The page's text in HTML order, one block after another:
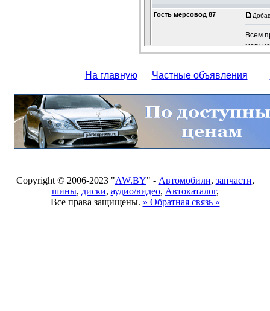
На главную Частные объявления
Copyright © 2006-2023 "AW.BY" - Автомобили, запчасти,
шины, диски, аудио/видео, Автокаталог,
Все права защищены. » Обратная связь «